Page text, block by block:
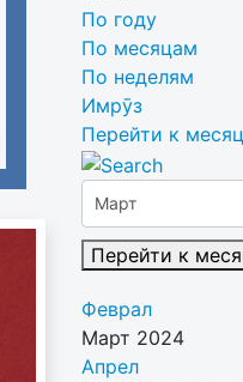
По году
По месяцам
По неделям
Имрӯз
Перейти к
Перейти к
Феврал
Март 2024
Апрел